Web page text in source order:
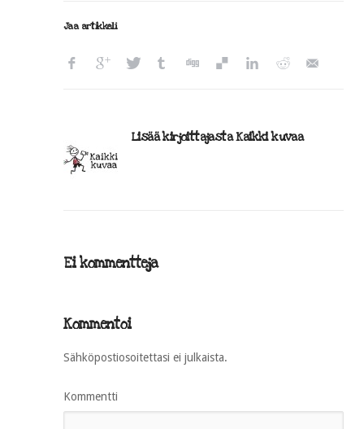
Jaa artikkeli
Lisää kirjoittajasta Kaikki kuvaa
Ei kommentteja
Kommentoi
Sähköpostiosoitettasi ei julkaista.
Kommentti